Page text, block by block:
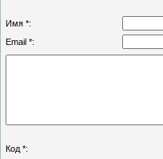
Имя *:
Email *:
Код *: